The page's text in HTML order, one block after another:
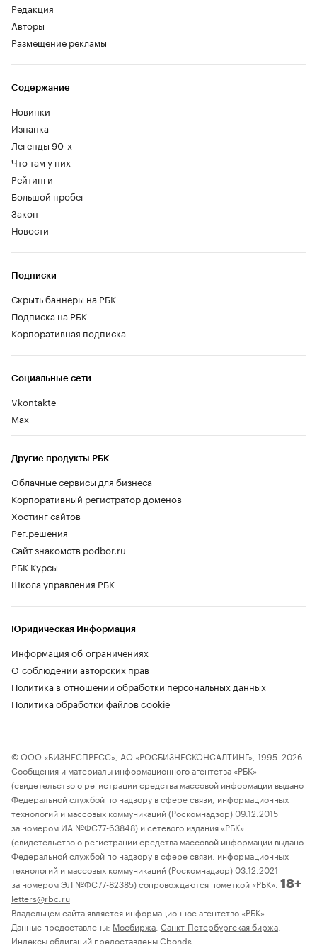
Редакция
Авторы
Размещение рекламы
Содержание
Новинки
Изнанка
Легенды 90-х
Что там у них
Рейтинги
Большой пробег
Закон
Новости
Социальные сети
Vkontakte
Max
Другие продукты РБК
Облачные сервисы для бизнеса
Корпоративный регистратор доменов
Хостинг сайтов
Рег.решения
Сайт знакомств podbor.ru
РБК Курсы
Школа управления РБК
Подписки
Скрыть баннеры на РБК
Подписка на РБК
Корпоративная подписка
Юридическая Информация
Информация об ограничениях
О соблюдении авторских прав
Политика в отношении обработки персональных данных
Политика обработки файлов cookie
© ООО «БИЗНЕСПРЕСС», АО «РОСБИЗНЕСКОНСАЛТИНГ», 1995–2026.
Сообщения и материалы информационного агентства «РБК»
(свидетельство о регистрации средства массовой информации выдано
Федеральной службой по надзору в сфере связи, информационных
технологий и массовых коммуникаций (Роскомнадзор) 09.12.2015
за номером ИА №ФС77-63848) и сетевого издания «РБК»
(свидетельство о регистрации средства массовой информации выдано
Федеральной службой по надзору в сфере связи, информационных
технологий и массовых коммуникаций (Роскомнадзор) 03.12.2021
за номером ЭЛ №ФС77-82385) сопровождаются пометкой «РБК». 18+
letters@rbc.ru
Владельцем сайта является информационное агентство «РБК».
Данные предоставлены: Мосбиржа Санкт-Петербургская биржа
Индексы облигаций предоставлены Cbonds.